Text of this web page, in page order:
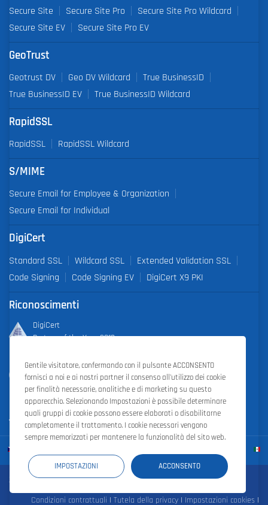
Secure Site Secure Site Pro
Secure Site Pro Wildcard
Secure Site EV
Secure Site Pro EV
GeoTrust
Geotrust DV Geo DV Wildcard
True BusinessID
True BusinessID EV
True BusinessID Wildcard
RapidSSL
RapidSSL RapidSSL Wildcard
S/MIME
Secure Email for Employee & Organization
Secure Email for Individual
DigiCert
Standard SSL Wildcard SSL
Extended Validation SSL
Code Signing
Code Signing EV DigiCert X9 PKI
Riconoscimenti
DigiCert
Partner of the Year 2019
Outstanding Sales Performance Award 2018, 2019, 2020, 2021,
2022
Zoner Cloud|Zoner Photo Studio ZONER a.s.
Condizioni contrattuali | Tutela della privacy | Impostazioni cookies |
Gentile visitatore, confermando con il pulsante ACCONSENTO
fornisci a noi e ai nostri partner il consenso all'utilizzo dei cookie
per finalità necessarie, analitiche e di marketing su questo
apparecchio. Selezionando Impostazioni è possibile determinare
quali gruppi di cookie possono essere elaborati o disabilitarne
completamente il trattamento. I cookie necessari vengono
sempre memorizzati per mantenere la funzionalità del sito web.
IMPOSTAZIONI ACCONSENTO